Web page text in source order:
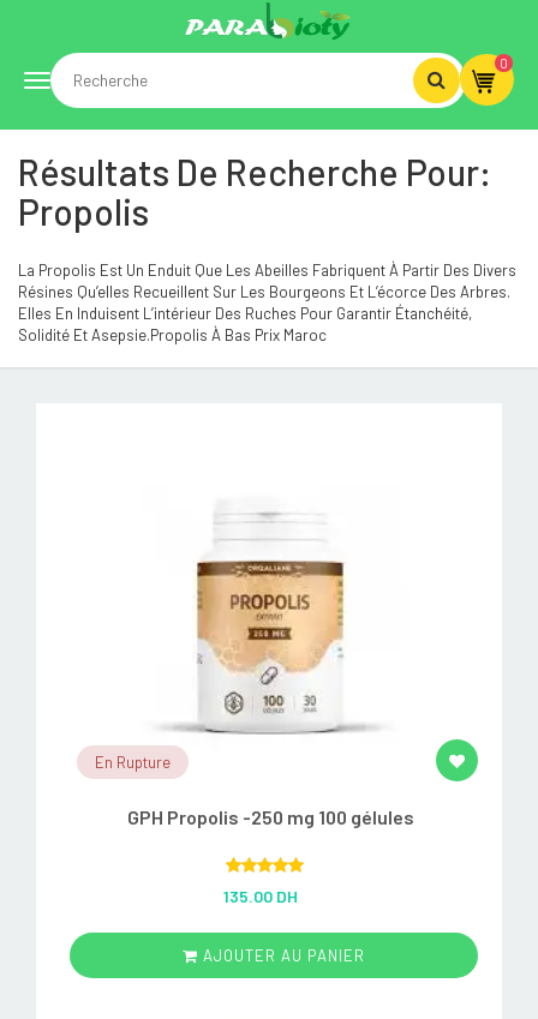
Toggle
navigation
0
Résultats De Recherche Pour:
Propolis
La Propolis Est Un Enduit Que Les Abeilles Fabriquent À Partir Des Divers
Résines Qu’elles Recueillent Sur Les Bourgeons Et L’écorce Des Arbres.
Elles En Induisent L’intérieur Des Ruches Pour Garantir Étanchéité,
Solidité Et Asepsie.Propolis À Bas Prix Maroc
En Rupture
GPH Propolis -250 mg 100 gélules
out of 5
135.00 DH
AJOUTER AU PANIER